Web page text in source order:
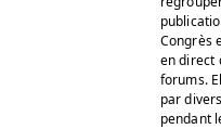
Congrès
en direct
forums.
par
pendant